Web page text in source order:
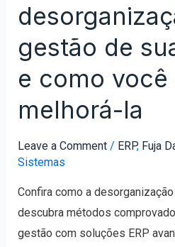
gestão de
e como você
melhorá-la
Leave a Comment / ERP, Fuja
Sistemas
Confira como a
descubra métodos
gestão com soluções ERP